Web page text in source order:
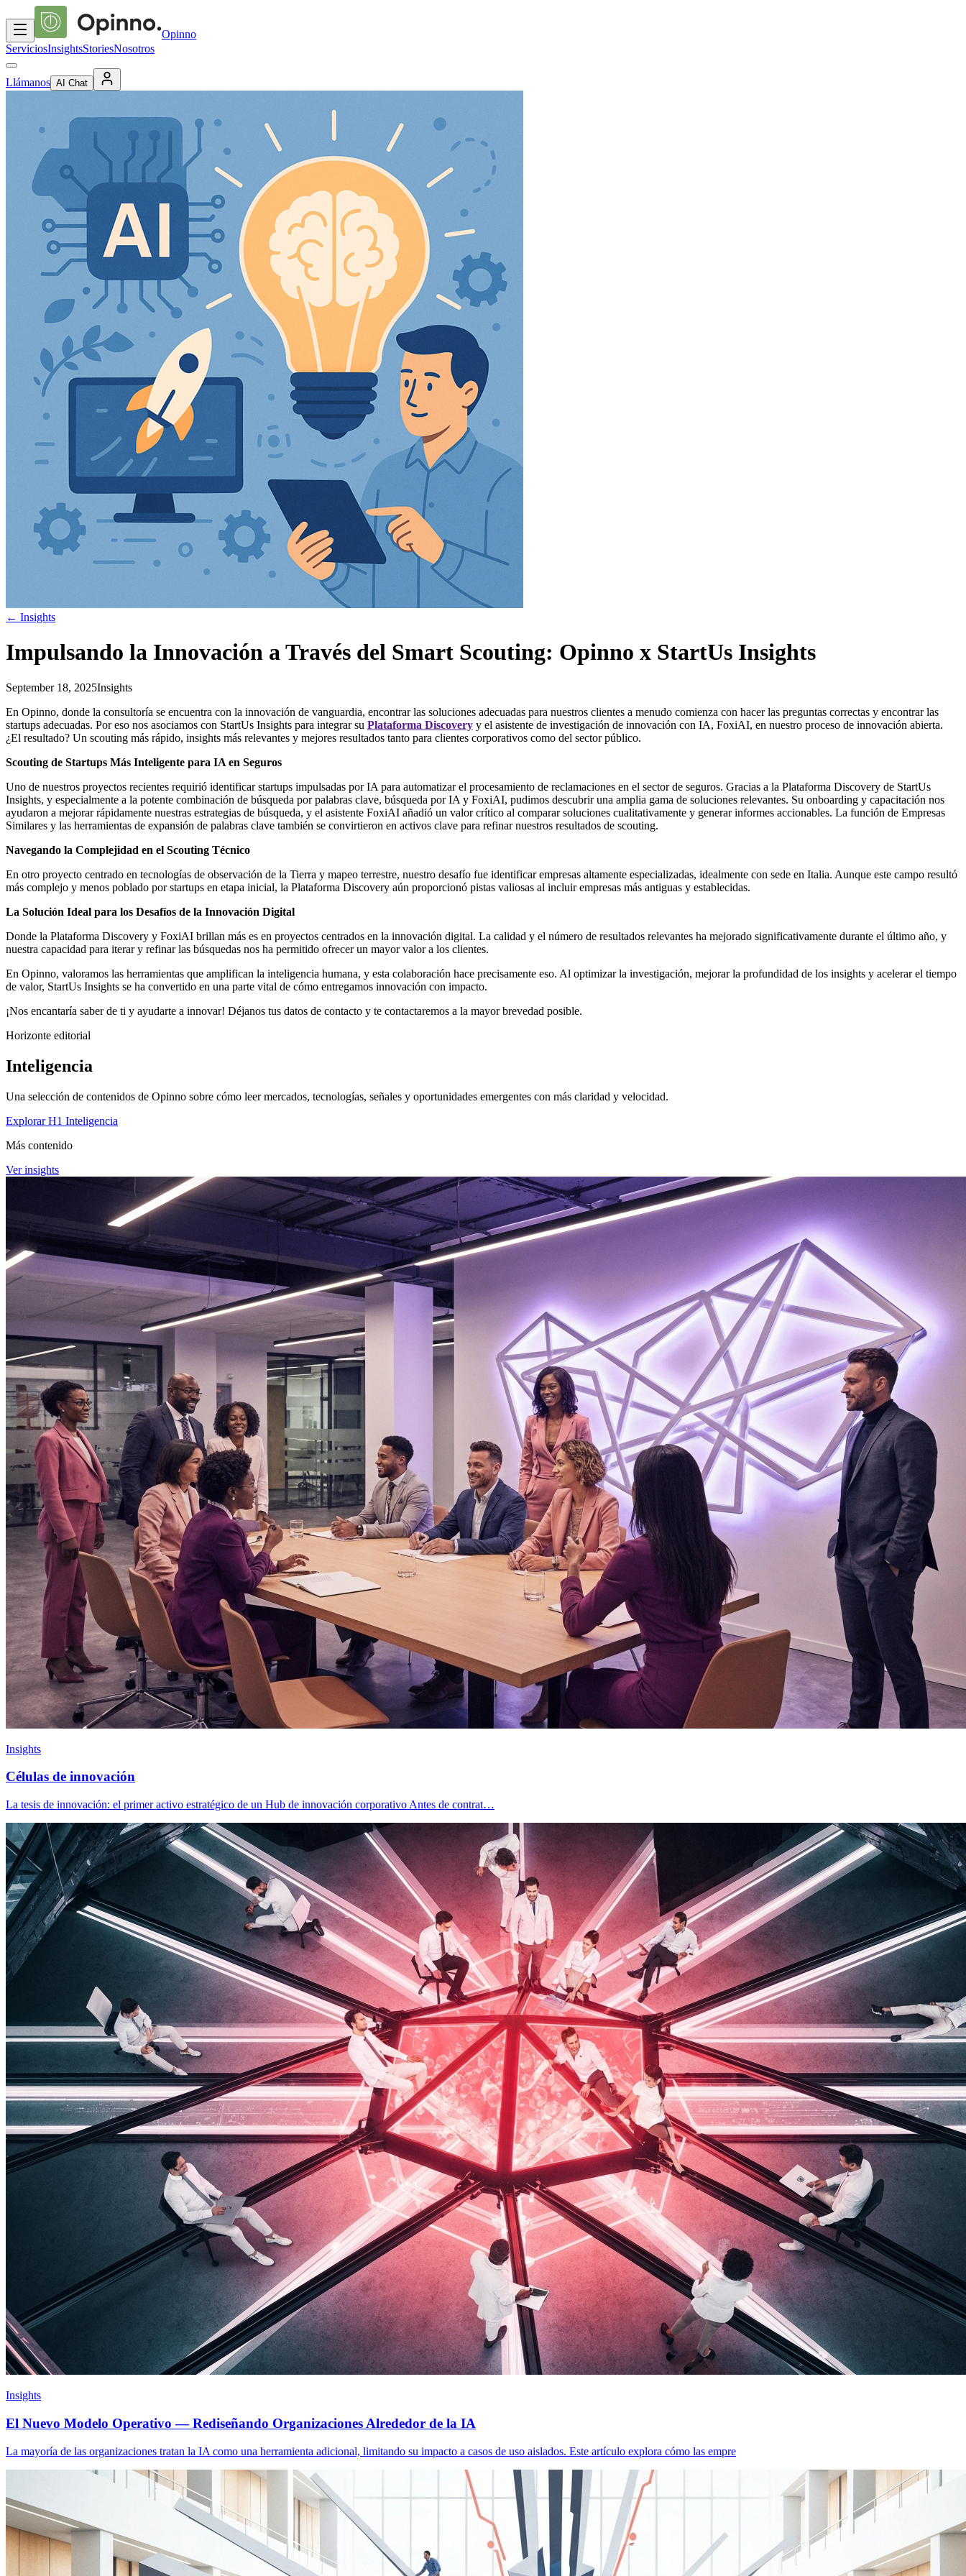
Opinno
ServiciosInsightsStoriesNosotros
Llámanos AI Chat
← Insights
Impulsando la Innovación a Través del Smart Scouting: Opinno x StartUs Insights
September 18, 2025Insights
En Opinno, donde la consultoría se encuentra con la innovación de vanguardia, encontrar las soluciones adecuadas para nuestros clientes a menudo comienza con hacer las preguntas correctas y encontrar las
startups adecuadas. Por eso nos asociamos con StartUs Insights para integrar su Plataforma Discovery y el asistente de investigación de innovación con IA, FoxiAI, en nuestro proceso de innovación abierta.
¿El resultado? Un scouting más rápido, insights más relevantes y mejores resultados tanto para clientes corporativos como del sector público.
Scouting de Startups Más Inteligente para IA en Seguros
Uno de nuestros proyectos recientes requirió identificar startups impulsadas por IA para automatizar el procesamiento de reclamaciones en el sector de seguros. Gracias a la Plataforma Discovery de StartUs
Insights, y especialmente a la potente combinación de búsqueda por palabras clave, búsqueda por IA y FoxiAI, pudimos descubrir una amplia gama de soluciones relevantes. Su onboarding y capacitación nos
ayudaron a mejorar rápidamente nuestras estrategias de búsqueda, y el asistente FoxiAI añadió un valor crítico al comparar soluciones cualitativamente y generar informes accionables. La función de Empresas
Similares y las herramientas de expansión de palabras clave también se convirtieron en activos clave para refinar nuestros resultados de scouting.
Navegando la Complejidad en el Scouting Técnico
En otro proyecto centrado en tecnologías de observación de la Tierra y mapeo terrestre, nuestro desafío fue identificar empresas altamente especializadas, idealmente con sede en Italia. Aunque este campo resultó
más complejo y menos poblado por startups en etapa inicial, la Plataforma Discovery aún proporcionó pistas valiosas al incluir empresas más antiguas y establecidas.
La Solución Ideal para los Desafíos de la Innovación Digital
Donde la Plataforma Discovery y FoxiAI brillan más es en proyectos centrados en la innovación digital. La calidad y el número de resultados relevantes ha mejorado significativamente durante el último año, y
nuestra capacidad para iterar y refinar las búsquedas nos ha permitido ofrecer un mayor valor a los clientes.
En Opinno, valoramos las herramientas que amplifican la inteligencia humana, y esta colaboración hace precisamente eso. Al optimizar la investigación, mejorar la profundidad de los insights y acelerar el tiempo
de valor, StartUs Insights se ha convertido en una parte vital de cómo entregamos innovación con impacto.
¡Nos encantaría saber de ti y ayudarte a innovar! Déjanos tus datos de contacto y te contactaremos a la mayor brevedad posible.
Horizonte editorial
Inteligencia
Una selección de contenidos de Opinno sobre cómo leer mercados, tecnologías, señales y oportunidades emergentes con más claridad y velocidad.
Explorar H1 Inteligencia
Más contenido
Ver insights
Insights
Células de innovación
La tesis de innovación: el primer activo estratégico de un Hub de innovación corporativo Antes de contrat…
Insights
El Nuevo Modelo Operativo — Rediseñando Organizaciones Alrededor de la IA
La mayoría de las organizaciones tratan la IA como una herramienta adicional, limitando su impacto a casos de uso aislados. Este artículo explora cómo las empre